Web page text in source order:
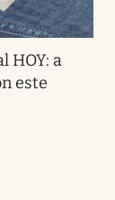
HOY: a
este